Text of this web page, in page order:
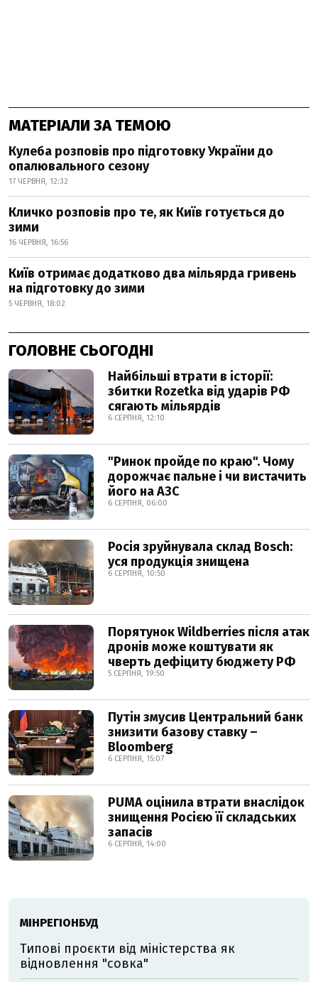
МАТЕРІАЛИ ЗА ТЕМОЮ
Кулеба розповів про підготовку України до
опалювального сезону
17 ЧЕРВНЯ, 12:32
Кличко розповів про те, як Київ готується до
зими
16 ЧЕРВНЯ, 16:56
Київ отримає додатково два мільярда гривень
на підготовку до зими
5 ЧЕРВНЯ, 18:02
ГОЛОВНЕ СЬОГОДНІ
Найбільші втрати в історії:
збитки Rozetka від ударів РФ
сягають мільярдів
6 СЕРПНЯ, 12:10
"Ринок пройде по краю". Чому
дорожчає пальне і чи вистачить
його на АЗС
6 СЕРПНЯ, 06:00
Росія зруйнувала склад Bosch:
уся продукція знищена
6 СЕРПНЯ, 10:50
Порятунок Wildberries після атак
дронів може коштувати як
чверть дефіциту бюджету РФ
5 СЕРПНЯ, 19:50
Путін змусив Центральний банк
знизити базову ставку –
Bloomberg
6 СЕРПНЯ, 15:07
PUMA оцінила втрати внаслідок
знищення Росією її складських
запасів
6 СЕРПНЯ, 14:00
МІНРЕГІОНБУД
Типові проєкти від міністерства як
відновлення "совка"